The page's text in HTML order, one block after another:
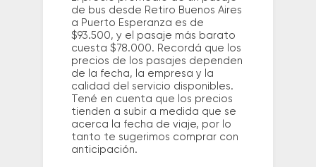
de bus desde Retiro Buenos Aires
a Puerto Esperanza es de
$93.500, y el pasaje más barato
cuesta $78.000. Recordá que los
precios de los pasajes dependen
de la fecha, la empresa y la
calidad del servicio disponibles.
Tené en cuenta que los precios
tienden a subir a medida que se
acerca la fecha de viaje, por lo
tanto te sugerimos comprar con
anticipación.